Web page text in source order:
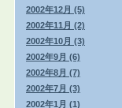
2002年12月 (5)
2002年11月 (2)
2002年10月 (3)
2002年9月 (6)
2002年8月 (7)
2002年7月 (3)
2002年1月 (1)